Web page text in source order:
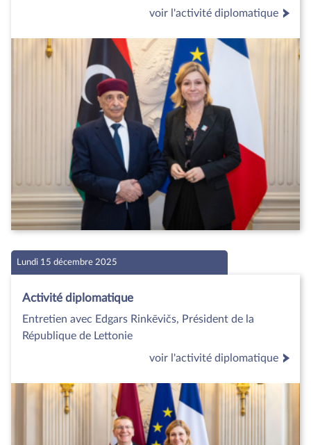
voir l'activité diplomatique
Lundi 15 décembre 2025
Activité diplomatique
Entretien avec Edgars Rinkēvičs, Président de la
République de Lettonie
voir l'activité diplomatique